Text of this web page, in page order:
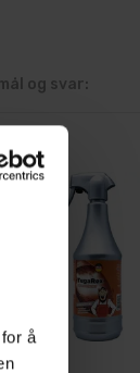
å
og svar: